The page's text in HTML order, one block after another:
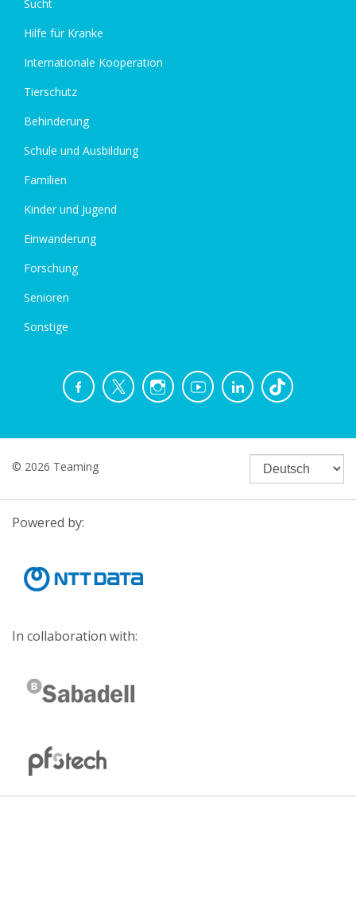
Sucht
Hilfe für Kranke
Internationale Kooperation
Tierschutz
Behinderung
Schule und Ausbildung
Familien
Kinder und Jugend
Einwanderung
Forschung
Senioren
Sonstige
© 2026 Teaming
Powered by:
In collaboration with: